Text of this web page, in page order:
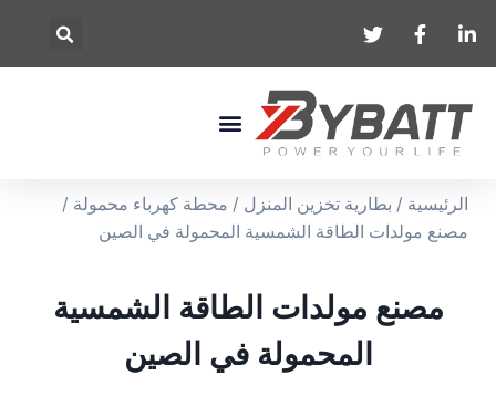
الرئيسية / بطارية تخزين المنزل / محطة كهرباء محمولة /
مصنع مولدات الطاقة الشمسية المحمولة في الصين
مصنع مولدات الطاقة الشمسية
المحمولة في الصين